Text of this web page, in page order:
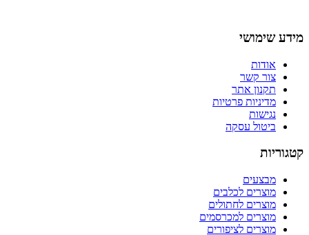
מידע שימושי
אודות
צור קשר
תקנון אתר
מדיניות פרטיות
נגישות
ביטול עסקה
קטגוריות
מבצעים
מוצרים לכלבים
מוצרים לחתולים
מוצרים למכרסמים
מוצרים לציפורים